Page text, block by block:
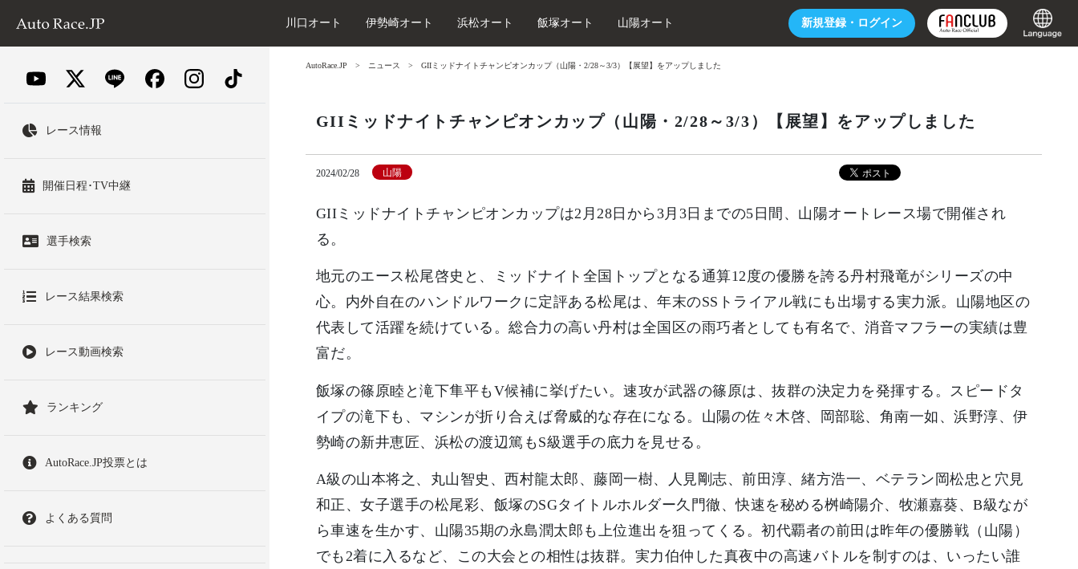
新規登録・ ログイン
川口オート 伊勢崎オート 浜松オート 飯塚オート 山陽オート
レース情報
開催日程･TV中継
選手検索
レース結果検索
レース動画検索
ランキング
AutoRace.JP投票とは
よくある質問
AutoRace.JP ニュース GIIミッドナイトチャンピオンカップ（山陽・2/28～3/3）【展望】をアップしました
GIIミッドナイトチャンピオンカップ（山陽・2/28～3/3）【展望】をアップしました
2024/02/28 山陽
GIIミッドナイトチャンピオンカップは2月28日から3月3日までの5日間、山陽オートレース場で開催され
る。
地元のエース松尾啓史と、ミッドナイト全国トップとなる通算12度の優勝を誇る丹村飛竜がシリーズの中
心。内外自在のハンドルワークに定評ある松尾は、年末のSSトライアル戦にも出場する実力派。山陽地区の
代表して活躍を続けている。総合力の高い丹村は全国区の雨巧者としても有名で、消音マフラーの実績は豊
富だ。
飯塚の篠原睦と滝下隼平もV候補に挙げたい。速攻が武器の篠原は、抜群の決定力を発揮する。スピードタ
イプの滝下も、マシンが折り合えば脅威的な存在になる。山陽の佐々木啓、岡部聡、角南一如、浜野淳、伊
勢崎の新井恵匠、浜松の渡辺篤もS級選手の底力を見せる。
A級の山本将之、丸山智史、西村龍太郎、藤岡一樹、人見剛志、前田淳、緒方浩一、ベテラン岡松忠と穴見
和正、女子選手の松尾彩、飯塚のSGタイトルホルダー久門徹、快速を秘める桝崎陽介、牧瀬嘉葵、B級なが
ら車速を生かす、山陽35期の永島潤太郎も上位進出を狙ってくる。初代覇者の前田は昨年の優勝戦（山陽）
でも2着に入るなど、この大会との相性は抜群。実力伯仲した真夜中の高速バトルを制すのは、いったい誰